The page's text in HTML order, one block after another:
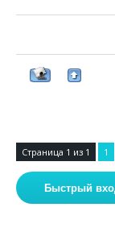
Страница 1 из 1 1